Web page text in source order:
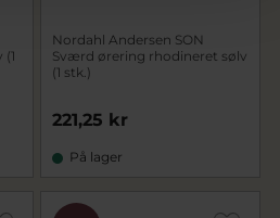
Nordahl Andersen SON
Sværd ørering rhodineret sølv
(1 stk.)
221,25 kr
På lager